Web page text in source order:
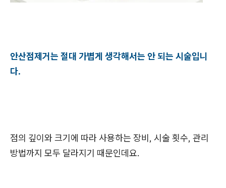
안산점제거는 절대 가볍게 생각해서는 안 되는 시술입니
다.
점의 깊이와 크기에 따라 사용하는 장비, 시술 횟수, 관리
방법까지 모두 달라지기 때문인데요.